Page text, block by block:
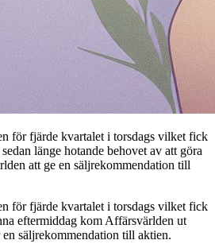
för fjärde kvartalet i torsdags vilket fick
länge hotande behovet av att göra
att ge en säljrekommendation till
för fjärde kvartalet i torsdags vilket fick
eftermiddag kom Affärsvärlden ut
säljrekommendation till aktien.